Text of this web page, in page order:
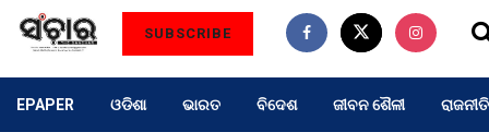
SUBSCRIBE
EPAPER ଓଡିଶା ଭାରତ ବିଦେଶ ଜୀବନ ଶୈଳୀ ରାଜନୀତି